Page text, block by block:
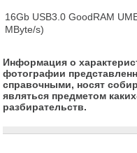
16Gb USB3.0 GoodRAM
MByte/s)
Информация о
фотографии
справочными, носят
являться предметом
разбирательств.